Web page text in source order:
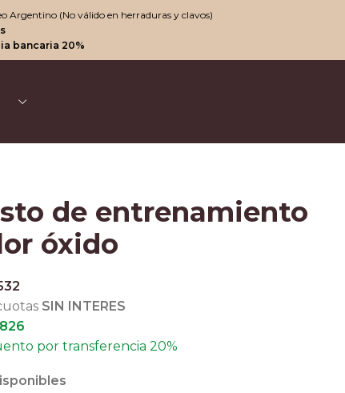
Argentino (No válido en herraduras y clavos)
bancaria 20%
de entrenamiento
óxido
SIN INTERES
por transferencia 20%